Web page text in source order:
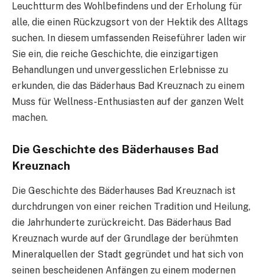
Leuchtturm des Wohlbefindens und der Erholung für
alle, die einen Rückzugsort von der Hektik des Alltags
suchen. In diesem umfassenden Reiseführer laden wir
Sie ein, die reiche Geschichte, die einzigartigen
Behandlungen und unvergesslichen Erlebnisse zu
erkunden, die das Bäderhaus Bad Kreuznach zu einem
Muss für Wellness-Enthusiasten auf der ganzen Welt
machen.
Die Geschichte des Bäderhauses Bad
Kreuznach
Die Geschichte des Bäderhauses Bad Kreuznach ist
durchdrungen von einer reichen Tradition und Heilung,
die Jahrhunderte zurückreicht. Das Bäderhaus Bad
Kreuznach wurde auf der Grundlage der berühmten
Mineralquellen der Stadt gegründet und hat sich von
seinen bescheidenen Anfängen zu einem modernen